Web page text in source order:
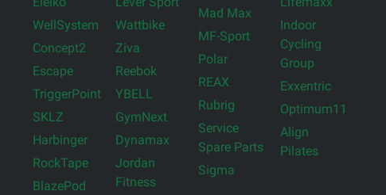
WellSystem
Concept2
Escape
TriggerPoint
SKLZ
Harbinger
RockTape
BlazePod
Wattbike
Ziva
Reebok
YBELL
GymNext
Dynamax
Jordan
Fitness
Mad Max
MF-Sport
Polar
REAX
Rubrig
Service
Spare Parts
Sigma
Indoor
Cycling
Group
Exxentric
Optimum11
Align
Pilates